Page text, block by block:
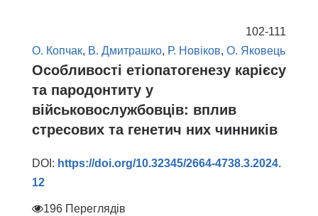
102-111
О. Копчак, В. Дмитрашко, Р. Новіков, О. Яковець
Особливості етіопатогенезу карієсу
та пародонтиту у
військовослужбовців: вплив
стресових та генетич них чинників
DOI: https://doi.org/10.32345/2664-4738.3.2024.
12
196 Переглядів